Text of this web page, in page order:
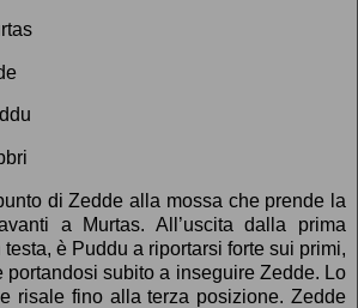
di Zedde alla mossa che prende la
a Murtas. All’uscita dalla prima
è Puddu a riportarsi forte sui primi,
portandosi subito a inseguire Zedde. Lo
risale fino alla terza posizione. Zedde